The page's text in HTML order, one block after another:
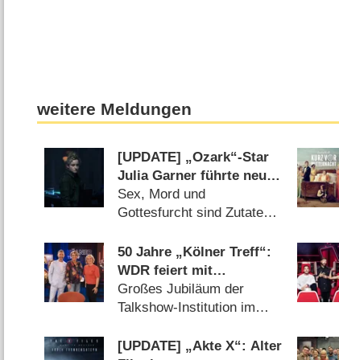
weitere Meldungen
[UPDATE] „Ozark“-Star
Julia Garner führte neue
True-Crime-Serie „Guilty
Creatures“ an
Sex, Mord und
Gottesfurcht sind Zutaten
(21.07.2026)
50 Jahre „Kölner Treff“:
WDR feiert mit
Primetime-Show, Doku
und Rückblicken
Großes Jubiläum der
Talkshow-Institution im
[UPDATE] „Akte X“: Alter